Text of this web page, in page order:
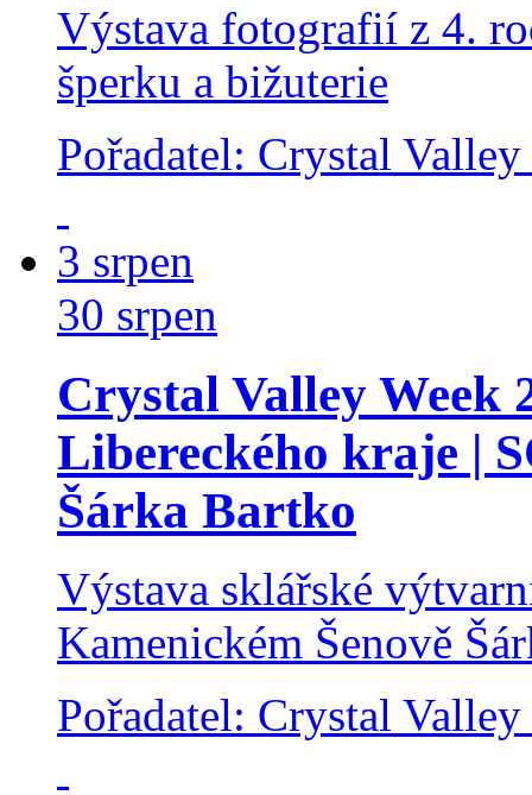
Výstava fotografií z 4.
šperku a bižuterie
Pořadatel: Crystal Valley
3 srpen
30 srpen
Crystal Valley Week
Libereckého kraje |
Šárka Bartko
Výstava sklářské
Kamenickém Šenově
Pořadatel: Crystal Valley